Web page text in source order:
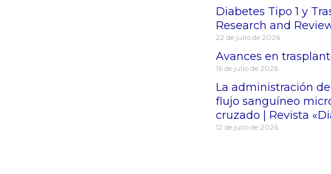
Diabetes Tipo 1 y
Research and
22 de julio de 2026
Avances en
16 de julio de 2026
La administración
flujo sanguíneo
cruzado | Revista
12 de julio de 2026